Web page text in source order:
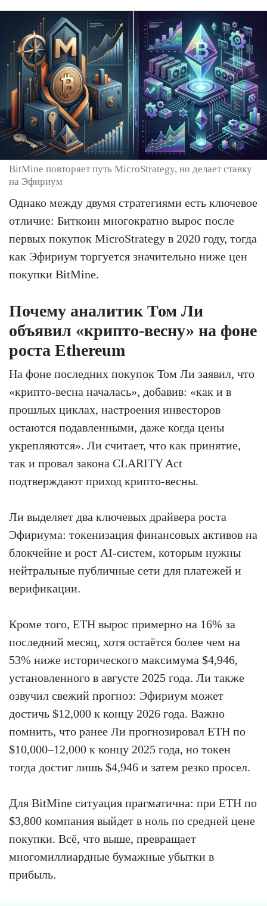
BitMine повторяет путь MicroStrategy, но делает ставку
на Эфириум
Однако между двумя стратегиями есть ключевое
отличие: Биткоин многократно вырос после
первых покупок MicroStrategy в 2020 году, тогда
как Эфириум торгуется значительно ниже цен
покупки BitMine.
Почему аналитик Том Ли
объявил «крипто-весну» на фоне
роста Ethereum
На фоне последних покупок Том Ли заявил, что
«крипто-весна началась», добавив: «как и в
прошлых циклах, настроения инвесторов
остаются подавленными, даже когда цены
укрепляются». Ли считает, что как принятие,
так и провал закона CLARITY Act
подтверждают приход крипто-весны.
Ли выделяет два ключевых драйвера роста
Эфириума: токенизация финансовых активов на
блокчейне и рост AI-систем, которым нужны
нейтральные публичные сети для платежей и
верификации.
Кроме того, ETH вырос примерно на 16% за
последний месяц, хотя остаётся более чем на
53% ниже исторического максимума $4,946,
установленного в августе 2025 года. Ли также
озвучил свежий прогноз: Эфириум может
достичь $12,000 к концу 2026 года. Важно
помнить, что ранее Ли прогнозировал ETH по
$10,000–12,000 к концу 2025 года, но токен
тогда достиг лишь $4,946 и затем резко просел.
Для BitMine ситуация прагматична: при ETH по
$3,800 компания выйдет в ноль по средней цене
покупки. Всё, что выше, превращает
многомиллиардные бумажные убытки в
прибыль.